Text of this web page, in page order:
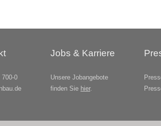
700-0
Jobs & Karriere
Unsere Jobangebote
finden Sie hier.